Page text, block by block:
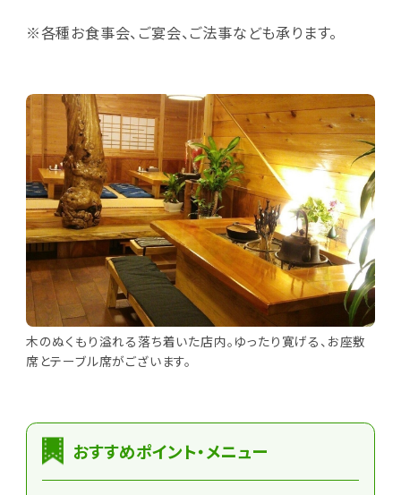
※各種お食事会、ご宴会、ご法事なども承ります。
木のぬくもり溢れる落ち着いた店内。ゆったり寛げる、お座敷
席とテーブル席がございます。
おすすめポイント・メニュー